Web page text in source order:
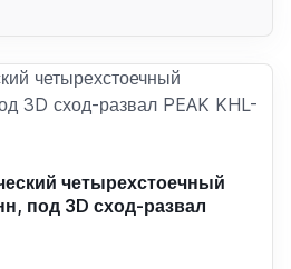
четырехстоечный
под 3D сход-развал